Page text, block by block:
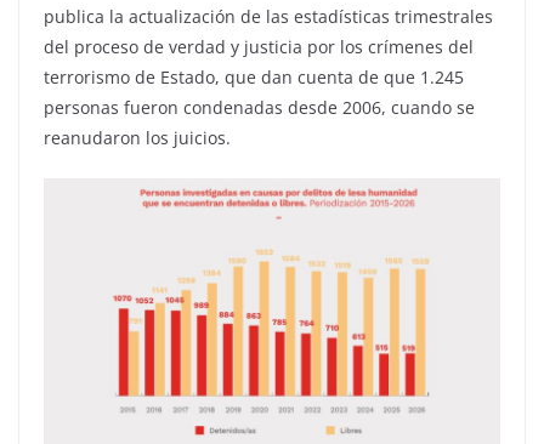
publica la actualización de las estadísticas trimestrales
del proceso de verdad y justicia por los crímenes del
terrorismo de Estado, que dan cuenta de que 1.245
personas fueron condenadas desde 2006, cuando se
reanudaron los juicios.